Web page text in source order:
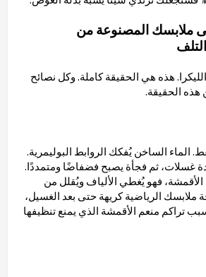
ملابسك المصنوعة من
هذه هي الحقيقة كاملة. وكل نصائح
هذه الحقيقة.
الماء الساخن يُفكك الروابط البوليمرية.
غسلات، ثم فجأة يصبح فضفاضًا ومتمددًا.
فهو يُغطي الألياف ويُقلل من
ملابسك الرياضية كريهة حتى بعد الغسيل،
تراكم منعم الأقمشة الذي يمنع تنظيفها